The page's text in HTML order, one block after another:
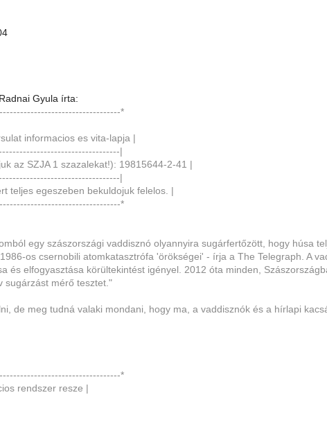
Gyula írta:
*
informacios es vita-lapja |
|
az SZJA 1 szazalekat!): 19815644-2-41 |
|
teljes egeszeben bekuldojuk felelos. |
*
egy szászországi vaddisznó olyannyira sugárfertőzött, hogy húsa
os csernobili atomkatasztrófa 'örökségei' - írja a The Telegraph. A
és elfogyasztása körültekintést igényel. 2012 óta minden,
sugárzást mérő tesztet."
de meg tudná valaki mondani, hogy ma, a vaddisznók és a hírlapi
*
rendszer resze |